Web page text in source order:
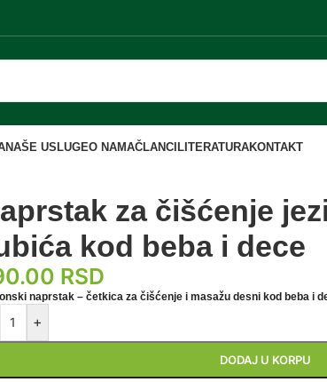
NAŠE USLUGEO NAMAČLANCI LITERATURAKONTAKT
za čišćenje
kod beba i dece
RSD
naprstak – četkica za čišćenje i masažu desni kod beba i
+
DODAJ U KORPU